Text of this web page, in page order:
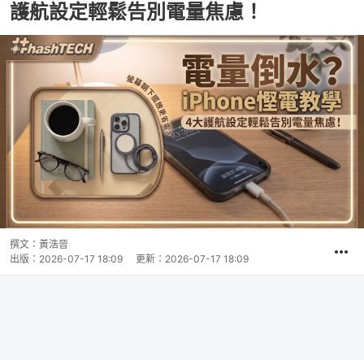
護航設定輕鬆告別電量焦慮！
撰文： 黃浩晉
出版： 2026-07-17 18:09 更新： 2026-07-17 18:09